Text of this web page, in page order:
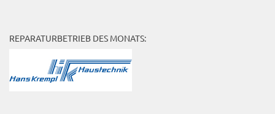
REPARATURBETRIEB DES MONATS: